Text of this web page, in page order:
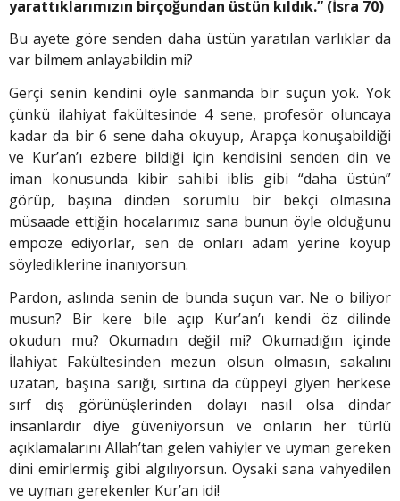
yarattıklarımızın birçoğundan üstün kıldık.” (İsra 70)
Bu ayete göre senden daha üstün yaratılan varlıklar da
var bilmem anlayabildin mi?
Gerçi senin kendini öyle sanmanda bir suçun yok. Yok
çünkü ilahiyat fakültesinde 4 sene, profesör oluncaya
kadar da bir 6 sene daha okuyup, Arapça konuşabildiği
ve Kur’an’ı ezbere bildiği için kendisini senden din ve
iman konusunda kibir sahibi iblis gibi “daha üstün”
görüp, başına dinden sorumlu bir bekçi olmasına
müsaade ettiğin hocalarımız sana bunun öyle olduğunu
empoze ediyorlar, sen de onları adam yerine koyup
söylediklerine inanıyorsun.
Pardon, aslında senin de bunda suçun var. Ne o biliyor
musun? Bir kere bile açıp Kur’an’ı kendi öz dilinde
okudun mu? Okumadın değil mi? Okumadığın içinde
İlahiyat Fakültesinden mezun olsun olmasın, sakalını
uzatan, başına sarığı, sırtına da cüppeyi giyen herkese
sırf dış görünüşlerinden dolayı nasıl olsa dindar
insanlardır diye güveniyorsun ve onların her türlü
açıklamalarını Allah’tan gelen vahiyler ve uyman gereken
dini emirlermiş gibi algılıyorsun. Oysaki sana vahyedilen
ve uyman gerekenler Kur’an idi!